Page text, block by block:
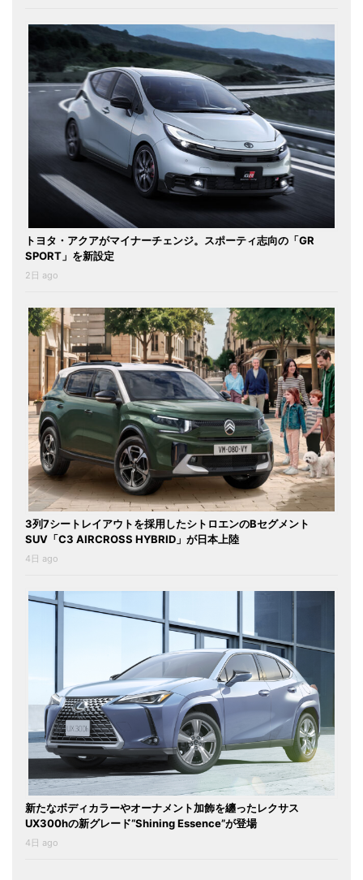
トヨタ・アクアがマイナーチェンジ。スポーティ志向の「GR
SPORT」を新設定
2日 ago
3列7シートレイアウトを採用したシトロエンのBセグメント
SUV「C3 AIRCROSS HYBRID」が日本上陸
4日 ago
新たなボディカラーやオーナメント加飾を纏ったレクサス
UX300hの新グレード“Shining Essence”が登場
4日 ago